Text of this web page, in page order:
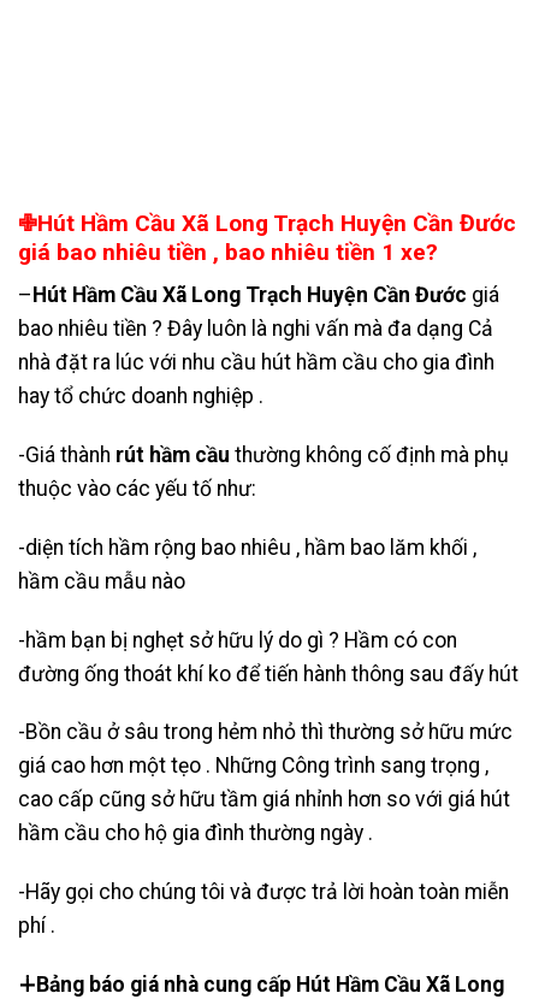
✙Hút Hầm Cầu Xã Long Trạch Huyện Cần Đước
giá bao nhiêu tiền , bao nhiêu tiền 1 xe?
– Hút Hầm Cầu Xã Long Trạch Huyện Cần Đước giá
bao nhiêu tiền ? Đây luôn là nghi vấn mà đa dạng Cả
nhà đặt ra lúc với nhu cầu hút hầm cầu cho gia đình
hay tổ chức doanh nghiệp .
-Giá thành rút hầm cầu thường không cố định mà phụ
thuộc vào các yếu tố như:
-diện tích hầm rộng bao nhiêu , hầm bao lăm khối ,
hầm cầu mẫu nào
-hầm bạn bị nghẹt sở hữu lý do gì ? Hầm có con
đường ống thoát khí ko để tiến hành thông sau đấy hút
-Bồn cầu ở sâu trong hẻm nhỏ thì thường sở hữu mức
giá cao hơn một tẹo . Những Công trình sang trọng ,
cao cấp cũng sở hữu tầm giá nhỉnh hơn so với giá hút
hầm cầu cho hộ gia đình thường ngày .
-Hãy gọi cho chúng tôi và được trả lời hoàn toàn miễn
phí .
∔Bảng báo giá nhà cung cấp Hút Hầm Cầu Xã Long